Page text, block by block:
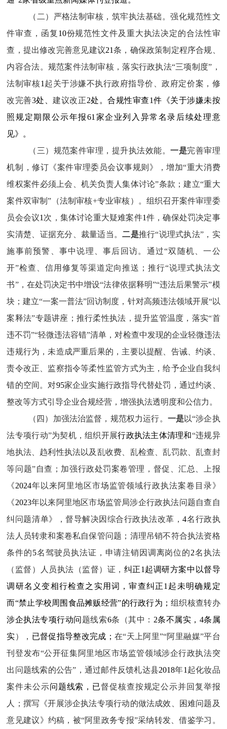
（二）严格法制审核，筑牢执法基础。强化规范性文
件审查 ，函复 10份规范性文件及重大执法决定的合法性审
查，提出修改完善意见建议21条，确保政策制定程序合规、
内容合法。 规范案件法制审核 ，落实行政执法“三项制度”，
法制审核1 起关于涉嫌不执行政府指导价、政府定价案，修
改完善3处、建议改正2处。合规性审查1件《关于涉嫌未按
照规定期限公示年报61 家企业列入异常名录后续处理意
见》。
（三）规范案件审理，提升执法效能。一是完善审理
机制
，修订《案件审理委员会议事规则》，增加“重大消费
维权案件必须上会、机关负责人集体讨论”条款；建立“重大
案件双审制”（法制审核+专业审核）。 组织召开案件审理委
员会会议1 次，集体讨论重大疑难案件1件，确保处罚决定事
实清楚、证据充分、裁量适当。二是推行“说理式执法”，实
施事前预警、事中说理、事后回访。通过“双随机、一公
开”检查、信用修复等渠道定向推送；推行“说理式执法文
书”，在处罚决定书中增设“法律依据释明”“违法后果警示”模
块；建立“一案一普法”回访制度，针对高频违法领域开展“以
案释法”专题讲座；推行柔性执法，提升监管温度，落实“首
违不罚”“轻微违法容错”清单，对检查中发现的企业轻微违法
违规行为，未造成严重后果的，主要以提醒、告诫、约谈、
责令改正、监察指令等柔性监管方式为主，给予企业自我纠
错的空间。对95家企业实施行政指导代替处罚，通过约谈、
整改等方式引导企业合规经营，增强执法透明度和公信力。
（四）加强法治监督，规范权力运行。 一是以“涉企执
法专项行动”为契机，组织开展行政执法主体清理和“违规异
地执法、趋利性执法以及乱收费、乱检查、乱罚款、乱查封
等问题”自查；加强行政处罚案卷管理，督促、汇总、上报
《2024年以来阿里地区市场监管领域行政执法案卷目录》
《2023年以来阿里地区市场监管局涉企行政执法问题自查自
纠问题清单》，督导解决因综合行政执法改革，4名行政执
法人员转隶和案卷私自保管问题； 清理吊销不符合执法资格
条件的5名驾驶员执法证，申请注销因调离岗位的2名执法
（监督）人员执法（监督）证， 纠正1 起调研方案中以督导
调研名义变相行检查之实用词，审查纠正1 起未明确规定
而“禁止学校周围食品摊贩经营”的行政行为； 组织核查转办
涉企执法专项行动问题线索6条（其中： 2条不属实，4条属
实） ， 已督促指导整改完成； 在“天上阿里”“阿里融媒”平台
刊登发布“公开征集阿里地区市场监管领域涉企行政执法突
出问题线索的公告”，通过邮件反馈札达县2018年1 起化妆品
案件未公示问题线索，已督促核查按规定公示并回复举报
人
；撰写《开展涉企执法专项行动的做法成效、困难问题及
意见建议》约稿，被“阿里政务专报”采纳转发、借鉴学习。